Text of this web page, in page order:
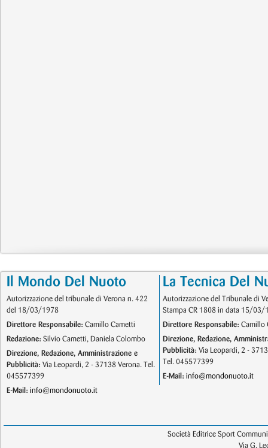
Il Mondo Del Nuoto
Autorizzazione del tribunale di Verona n. 422
del 18/03/1978
Direttore Responsabile: Camillo Cametti
Redazione: Silvio Cametti, Daniela Colombo
Direzione, Redazione, Amministrazione e
Pubblicità: Via Leopardi, 2 - 37138 Verona. Tel.
045577399
E-Mail: info@mondonuoto.it
La Tecnica Del
Autorizzazione del Tribunale di
Stampa CR 1808 in data 15/03/
Direttore Responsabile: Camillo
Direzione, Redazione,
Pubblicità: Via Leopardi, 2 -
Tel. 045577399
E-Mail: info@mondonuoto.it
Società Editrice Sport
Via G.